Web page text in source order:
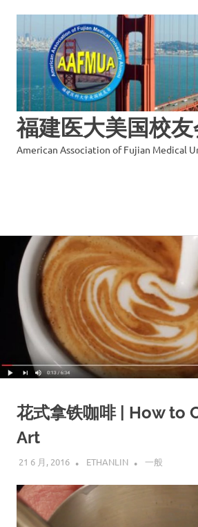
content
福建医大美国校友
American Association of Fujian Medical
花式拿铁咖啡 | How to
Art
21 6 月, 2016 ETHANLIN 一般
视
频